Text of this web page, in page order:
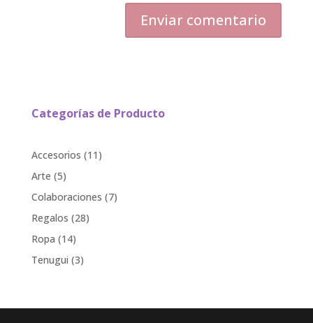
Categorías de Producto
Accesorios 11 11
Arte 55
products
Colaboraciones 77
Regalos 2828
Ropa 1414
products
Tenugui 33